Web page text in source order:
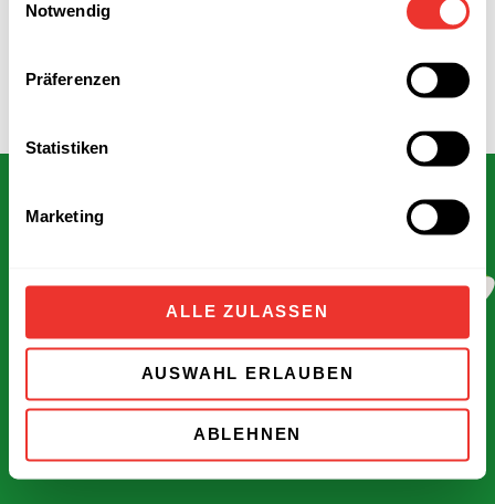
Notwendig
Präferenzen
Statistiken
Marketing
ALLE ZULASSEN
AUSWAHL ERLAUBEN
ABLEHNEN
a
c
e
ARBEITSWELT
IMPRESSUM
DATENSCHUTZ
PRESSE